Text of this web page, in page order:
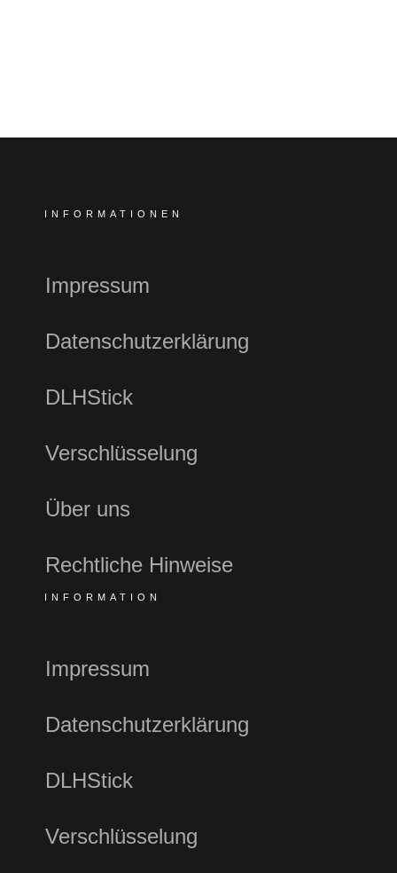
INFORMATIONEN
Impressum
Datenschutzerklärung
DLHStick
Verschlüsselung
Über uns
Rechtliche Hinweise
INFORMATION
Impressum
Datenschutzerklärung
DLHStick
Verschlüsselung